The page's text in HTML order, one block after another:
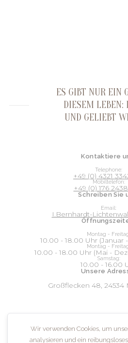
ES GIBT NUR EIN
DIESEM LEBEN:
UND GELIEBT
Kontaktiere
Telephone:
+49 (0) 4321
Mobiltelefon:
+49 (0) 176
Schreiben Sie
Email:
I.Bernhardt-
Montag -
10.00 - 18.00 Uhr (Januar
Montag -
10.00 - 18.00 Uhr (Mai -
Samstag:
10.00 - 16.00
Unsere
Großflecken 48, 24534
Wir verwenden Cookies, um
analysieren und ein